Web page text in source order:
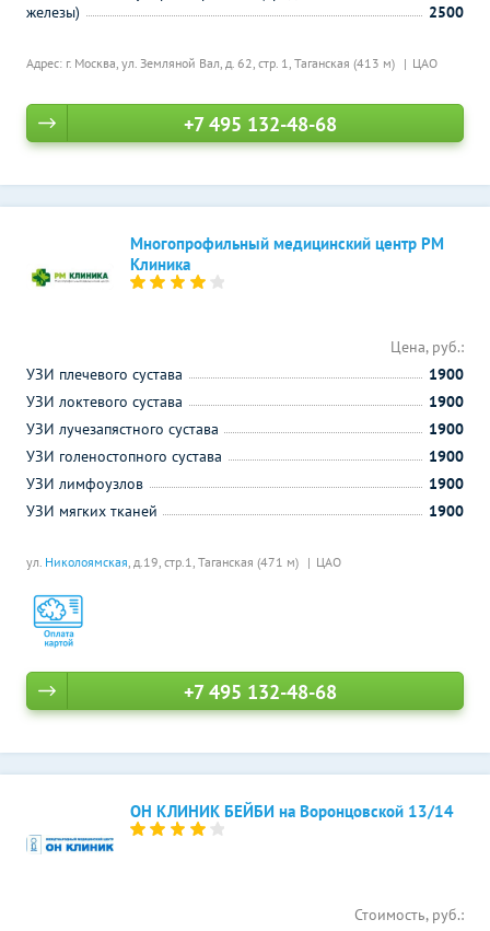
Адрес: г. Москва, ул. Земляной Вал, д. 62, стр. 1, Таганская (413 м) ЦАО
железы)
2500
+7 495 132-48-68
Многопрофильный медицинский центр РМ
Клиника
ул. Николоямская, д.19, стр.1, Таганская (471 м) ЦАО
Цена, руб.:
УЗИ плечевого сустава
1900
УЗИ локтевого сустава
1900
УЗИ лучезапястного сустава
1900
УЗИ голеностопного сустава
1900
УЗИ лимфоузлов
1900
УЗИ мягких тканей
1900
+7 495 132-48-68
ОН КЛИНИК БЕЙБИ на Воронцовской 13/14
Стоимость, руб.: